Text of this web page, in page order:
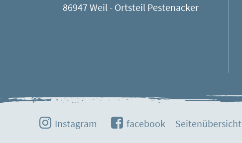
86947 Weil - Ortsteil Pestenacker
Instagram facebook Seitenübersicht